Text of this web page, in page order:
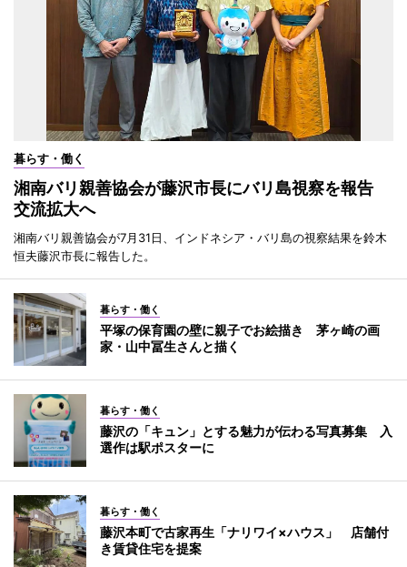
暮らす・働く
湘南バリ親善協会が藤沢市長にバリ島視察を報告
交流拡大へ
湘南バリ親善協会が7月31日、インドネシア・バリ島の視察結果を鈴木
恒夫藤沢市長に報告した。
暮らす・働く
平塚の保育園の壁に親子でお絵描き 茅ヶ崎の画
家・山中冨生さんと描く
暮らす・働く
藤沢の「キュン」とする魅力が伝わる写真募集 入
選作は駅ポスターに
暮らす・働く
藤沢本町で古家再生「ナリワイ×ハウス」 店舗付
き賃貸住宅を提案